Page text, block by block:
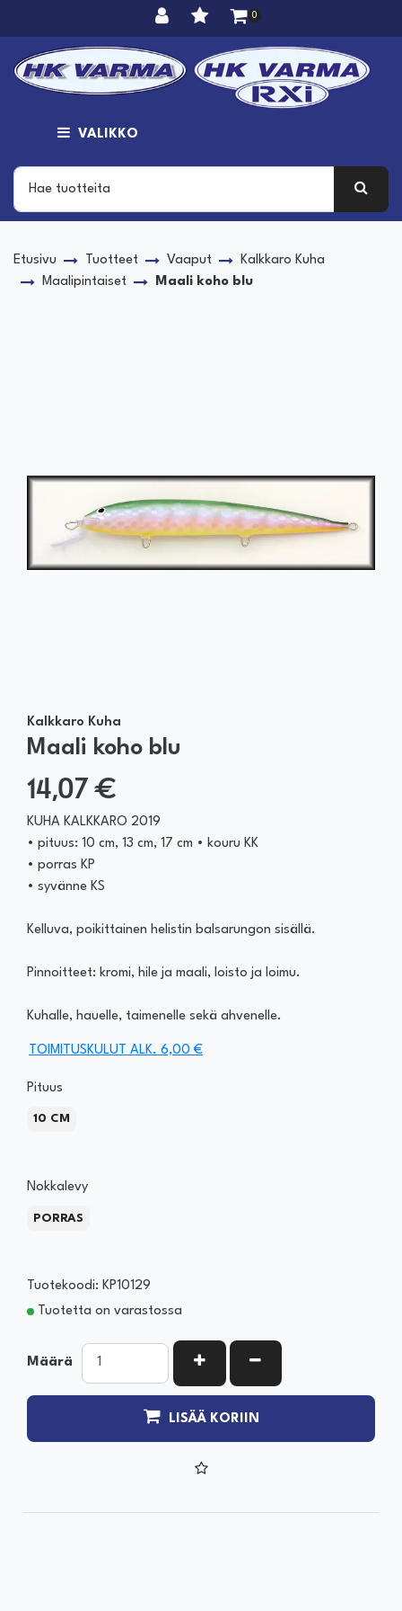
0
VALIKKO
Etusivu Tuotteet Vaaput
Kalkkaro Kuha
Maalipintaiset
Maali koho blu
Kalkkaro Kuha
Maali koho blu
14,07 €
KUHA KALKKARO 2019
• pituus: 10 cm, 13 cm, 17 cm • kouru KK
• porras KP
• syvänne KS
Kelluva, poikittainen helistin balsarungon sisällä.
Pinnoitteet: kromi, hile ja maali, loisto ja loimu.
Kuhalle, hauelle, taimenelle sekä ahvenelle.
TOIMITUSKULUT ALK. 6,00 €
Pituus
10 CM
Nokkalevy
PORRAS
Tuotekoodi: KP10129
Tuotetta on varastossa
Määrä KASVATA MÄÄRÄÄ
VÄHENNÄ MÄÄRÄÄ
LISÄÄ KORIIN